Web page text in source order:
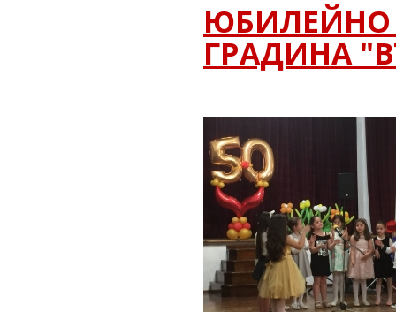
ЮБИЛЕЙНО
ГРАДИНА